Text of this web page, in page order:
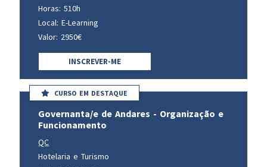
Horas: 510h
Local: E-Learning
Valor: 2950€
INSCREVER-ME
CURSO EM DESTAQUE
Governanta/e de Andares - Organização e
Funcionamento
QC
Hotelaria e Turismo